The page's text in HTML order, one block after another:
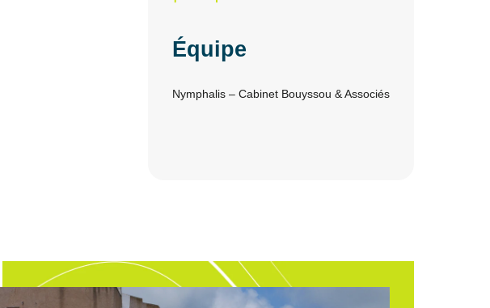
Équipe
Nymphalis – Cabinet Bouyssou & Associés